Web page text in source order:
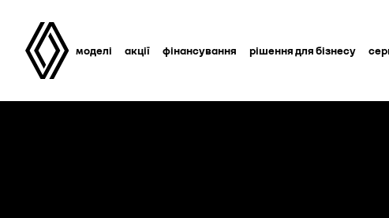
моделі акції фінансування рішення для бізнесу